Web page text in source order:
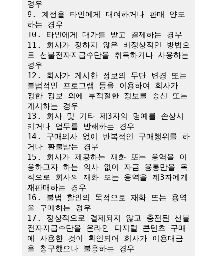
경우
9. 계정을 타인에게 대여하거나 판매 양도
하는 경우
10. 타인에게 대가를 받고 결제하는 경우
11. 회사가 정하지 않은 비정상적인 방법으
로 선불전자지급수단을 취득하거나 사용하는
경우
12. 회사가 게시한 정보의 무단 변경 또는
불법적인 프로그램 등을 이용하여 회사가
정한 정보 외에 부적절한 정보를 송신 또는
게시하는 경우
13. 회사 및 기타 제3자의 명예를 손상시
키거나 업무를 방해하는 경우
14. 구매의사 없이 반복적인 구매행위를 하
거나 환불받는 경우
15. 회사가 제공하는 재화 또는 용역을 이
용하고자 하는 의사 없이 자금 융통만을 목
적으로 회사의 재화 또는 용역을 제3자에게
재판매하는 경우
16. 불법 할인의 목적으로 재화 또는 용역
을 구매하는 경우
17. 정상적으로 결제되지 않고 충전된 선불
전자지급수단을 온라인 디지털 콘텐츠 구매
에 사용한 것이 확인되어 회사가 이용대금
을 청구했으나 불응하는 경우